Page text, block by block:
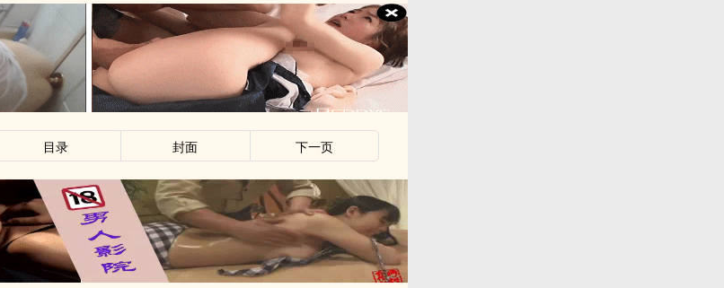
目录 封面 下一页